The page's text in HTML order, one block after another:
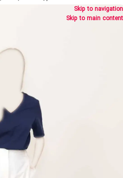
Skip to navigation
Skip to main content